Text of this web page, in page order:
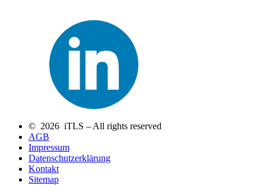
© 2026 iTLS – All rights reserved
AGB
Impressum
Datenschutzerklärung
Kontakt
Sitemap